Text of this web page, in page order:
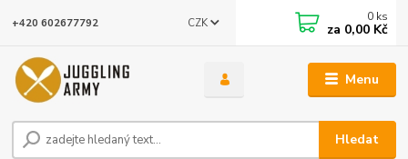
Menu
CZK
Hledat
+420 602677792 0 ks
za 0,00 Kč